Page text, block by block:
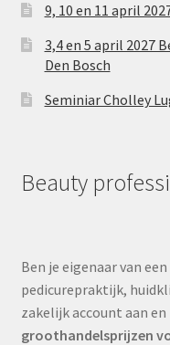
9, 10 en 11 april
3,4 en 5 april 2027
Den Bosch
Seminiar Cholley
Beauty
Ben je eigenaar van
pedicurepraktijk,
zakelijk account aan
groothandelsprijzen